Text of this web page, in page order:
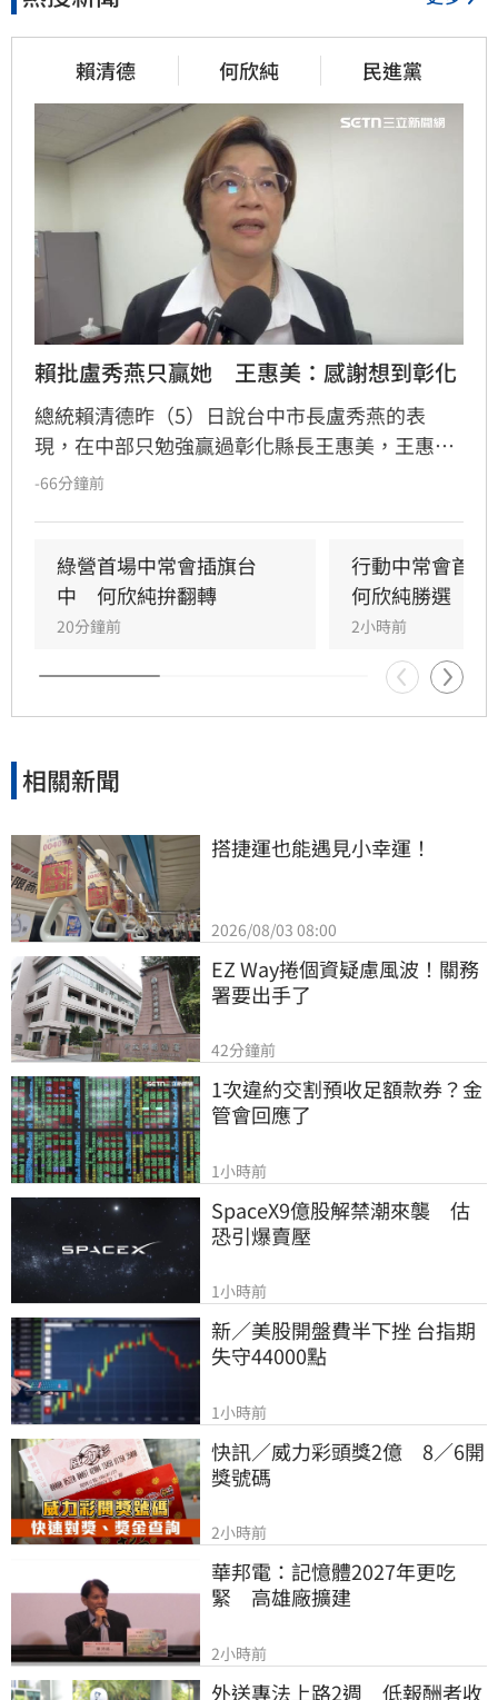
賴清德 何欣純 民進黨
賴批盧秀燕只贏她　王惠美：感謝想到彰化
總統賴清德昨（5）日說台中市長盧秀燕的表
現，在中部只勉強贏過彰化縣長王惠美，王惠美
早上有回應、不過語氣酸溜溜。
-66分鐘前
綠營首場中常會插旗台
中　何欣純拚翻轉
20分鐘前
行動中常會首選
何欣純勝選
2小時前
相關新聞
搭捷運也能遇見小幸運！
2026/08/03 08:00
EZ Way捲個資疑慮風波！關務
署要出手了
42分鐘前
1次違約交割預收足額款券？金
管會回應了
1小時前
SpaceX9億股解禁潮來襲　估
恐引爆賣壓
1小時前
新／美股開盤費半下挫 台指期
失守44000點
1小時前
快訊／威力彩頭獎2億　8／6開
獎號碼
2小時前
華邦電：記憶體2027年更吃
緊　高雄廠擴建
2小時前
外送專法上路2週　低報酬者收